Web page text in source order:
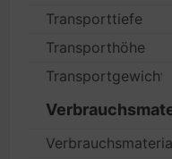
Transporttiefe
Transporthöhe
Transportgewicht